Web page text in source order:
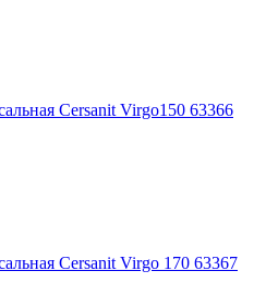
Cersanit Virgo150 63366
Cersanit Virgo 170 63367